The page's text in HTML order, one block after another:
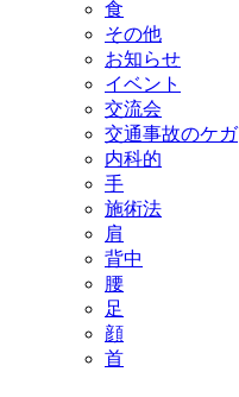
食
その他
お知らせ
イベント
交流会
交通事故のケガ
内科的
手
施術法
肩
背中
腰
足
顔
首